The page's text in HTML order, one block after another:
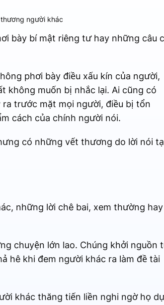
thương người khác
bày bí mật riêng tư hay những câu
phơi bày điều xấu kín của người,
không muốn bị nhắc lại. Ai cũng có
ra trước mặt mọi người, điều bị tổn
cách của chính người nói.
có những vết thương do lời nói
những lời chê bai, xem thường hay
chuyện lớn lao. Chúng khởi nguồn
hê khi đem người khác ra làm đề tài
khác thăng tiến liền nghi ngờ họ